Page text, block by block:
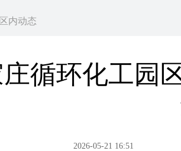
区内动态
循环化工园
2026-05-21 16:51